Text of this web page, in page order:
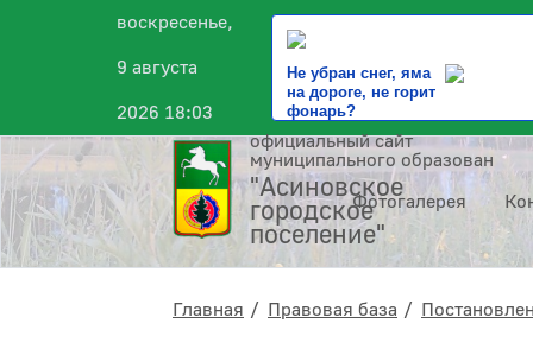
воскресенье,
9 августа
2026 18:03
Не убран снег, яма
на дороге, не горит
фонарь?
официальный сайт
муниципального образования
"Асиновское
городское
поселение"
Фотогалерея
Главная Правовая база